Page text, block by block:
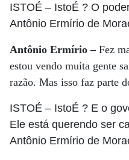
ISTOÉ – IstoÉ ? O
Antônio Ermírio de
Antônio Ermírio –Fez
estou vendo muita gente
razão. Mas isso faz parte
ISTOÉ – IstoÉ ? E o
Ele está querendo ser
Antônio Ermírio de